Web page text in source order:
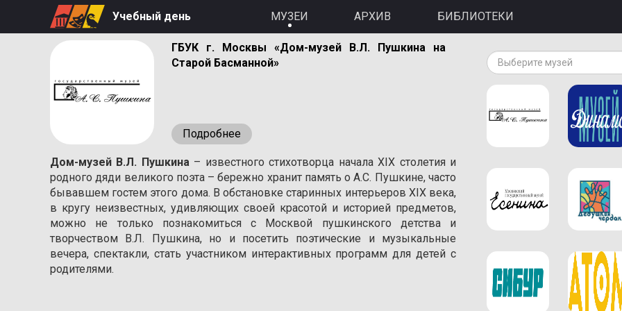
Учебный день МУЗЕИ АРХИВ БИБЛИОТЕКИ
ГБУК г. Москвы «Дом-музей В.Л. Пушкина на
Старой Басманной»
Подробнее
Дом-музей В.Л. Пушкина– известного стихотворца начала XIX столетия и
родного дяди великого поэта – бережно хранит память о A.С. Пушкине, часто
бывавшем гостем этого дома. В обстановке старинных интерьеров XIX века,
в кругу неизвестных, удивляющих своей красотой и историей предметов,
можно не только познакомиться с Москвой пушкинского детства и
творчеством В.Л. Пушкина, но и посетить поэтические и музыкальные
вечера, спектакли, стать участником интерактивных программ для детей с
родителями.
Выберите музей